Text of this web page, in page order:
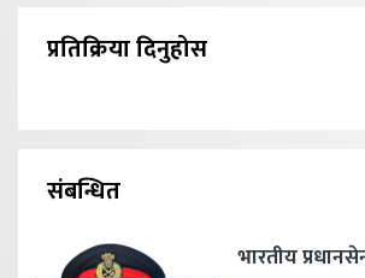
प्रतिक्रिया दिनुहोस
संबन्धित
भारतीय